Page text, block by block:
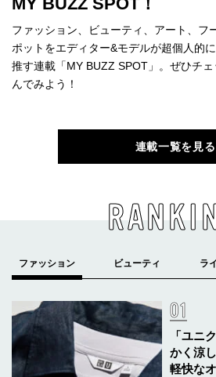
ファッション、ビューティ、アート、フ
ポットをエディター&モデルが超個人的
推す連載「MY BUZZ SPOT」。ぜひチ
んでみよう！
連載一覧を見る
「ユニ
かく涼
軽快な